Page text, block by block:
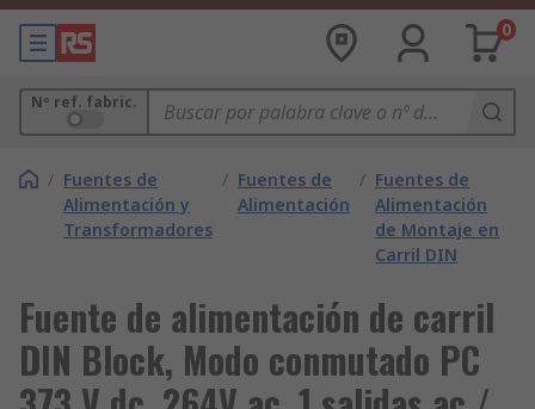
0
Nº ref. fabric.
/ Fuentes de
Alimentación y
Transformadores
/ Fuentes de
Alimentación
/ Fuentes de
Alimentación
de Montaje en
Carril DIN
Fuente de alimentación de carril
DIN Block, Modo conmutado PC